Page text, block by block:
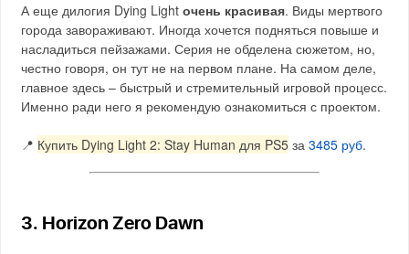
А еще дилогия Dying Lightочень красивая. Виды мертвого
города завораживают. Иногда хочется подняться повыше и
насладиться пейзажами. Серия не обделена сюжетом, но,
честно говоря, он тут не на первом плане. На самом деле,
главное здесь – быстрый и стремительный игровой процесс.
Именно ради него я рекомендую ознакомиться с проектом.
📍 Купить Dying Light 2: Stay Human для PS5 за3485 руб.
3. Horizon Zero Dawn